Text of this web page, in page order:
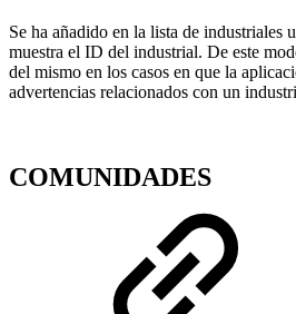
Se ha añadido en la lista de industriales
muestra el ID del industrial. De este
del mismo en los casos en que la
advertencias relacionados con un
COMUNIDADES